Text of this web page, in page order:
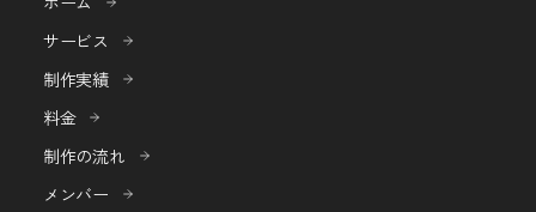
サービス
制作実績
料金
制作の流れ
メンバー